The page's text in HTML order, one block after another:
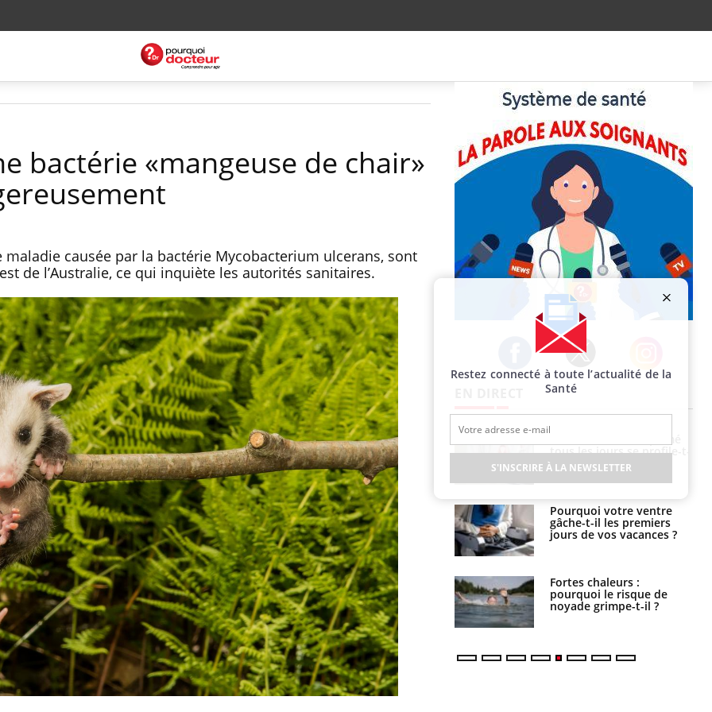
bactérie «mangeuse de chair»
maladie causée par la bactérie Mycobacterium ulcerans, sont
de l’Australie, ce qui inquiète les autorités sanitaires.
Facebook Twitter Instagram
Les médicaments GLP-1
protègent-ils aussi les os
?
Cytomégalovirus : ce qui
change dans la prise en
charge des femmes
enceintes
La sieste empêche-t-elle
de dormir la nuit ?
VIH : la fin du comprimé
tous les jours se profile-t-
elle enfin ?
Pourquoi votre ventre
gâche-t-il les premiers
jours de vos vacances ?
Fortes chaleurs :
pourquoi le risque de
noyade grimpe-t-il ?
freiner la propagation du
cancer ?
Pourquoi manger moins
de protéines pourrait
finalement être bénéfique
Grossesse et chaleur : ce
que dit la science
Restez connecté à toute l’actualité de la
Santé
S'INSCRIRE À LA NEWSLETTER